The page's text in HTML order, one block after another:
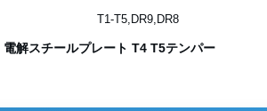
T1-T5,DR9,DR8
電解スチールプレート T4 T5テンパー